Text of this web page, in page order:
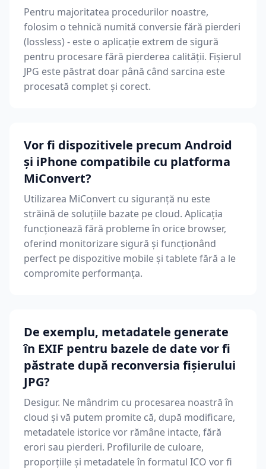
Pentru majoritatea procedurilor noastre,
folosim o tehnică numită conversie fără pierderi
(lossless) - este o aplicație extrem de sigură
pentru procesare fără pierderea calității. Fișierul
JPG este păstrat doar până când sarcina este
procesată complet și corect.
Vor fi dispozitivele precum Android
și iPhone compatibile cu platforma
MiConvert?
Utilizarea MiConvert cu siguranță nu este
străină de soluțiile bazate pe cloud. Aplicația
funcționează fără probleme în orice browser,
oferind monitorizare sigură și funcționând
perfect pe dispozitive mobile și tablete fără a le
compromite performanța.
De exemplu, metadatele generate
în EXIF pentru bazele de date vor fi
păstrate după reconversia fișierului
JPG?
Desigur. Ne mândrim cu procesarea noastră în
cloud și vă putem promite că, după modificare,
metadatele istorice vor rămâne intacte, fără
erori sau pierderi. Profilurile de culoare,
proporțiile și metadatele în formatul ICO vor fi